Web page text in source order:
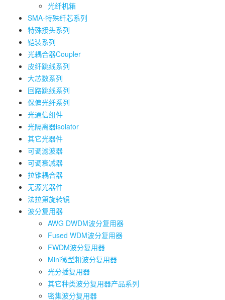
光纤机箱
SMA-特殊纤芯系列
特殊接头系列
铠装系列
光耦合器Coupler
皮纤跳线系列
大芯数系列
回路跳线系列
保偏光纤系列
光通信组件
光隔离器isolator
其它光器件
可调滤波器
可调衰减器
拉锥耦合器
无源光器件
法拉第旋转镜
波分复用器
AWG DWDM波分复用器
Fused WDM波分复用器
FWDM波分复用器
Mini微型粗波分复用器
光分插复用器
其它种类波分复用器产品系列
密集波分复用器